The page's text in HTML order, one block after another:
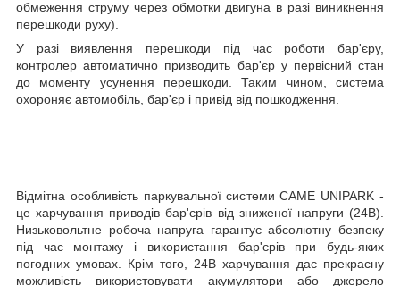
обмеження струму через обмотки двигуна в разі виникнення
перешкоди руху).
У разі виявлення перешкоди під час роботи бар'єру,
контролер автоматично призводить бар'єр у первісний стан
до моменту усунення перешкоди. Таким чином, система
охороняє автомобіль, бар'єр і привід від пошкодження.
Відмітна особливість паркувальної системиCAME UNIPARK -
це харчування приводів бар'єрів від зниженої напруги (24В).
Низьковольтне робоча напруга гарантує абсолютну безпеку
під час монтажу і використання бар'єрів при будь-яких
погодних умовах. Крім того, 24В харчування дає прекрасну
можливість використовувати акумулятори або джерело